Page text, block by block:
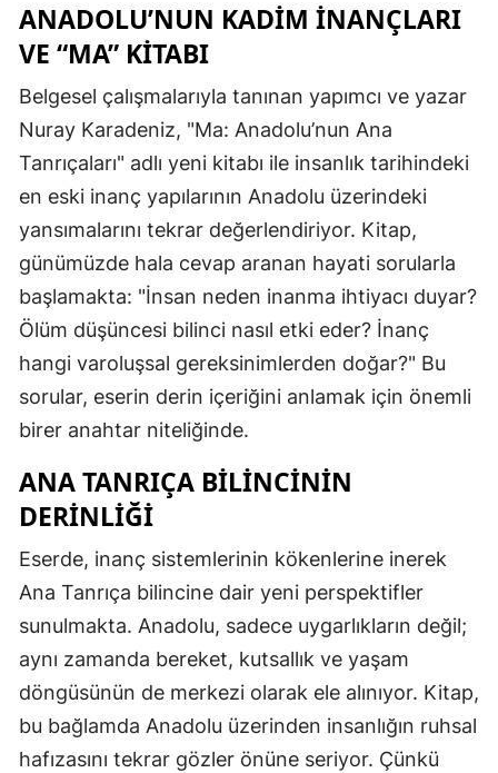
ANADOLU’NUN KADIM İNANÇLARI
VE “MA” KITABI
Belgesel çalışmalarıyla tanınan yapımcı ve yazar
Nuray Karadeniz, "Ma: Anadolu’nun Ana
Tanrıçaları" adlı yeni kitabı ile insanlık tarihindeki
en eski inanç yapılarının Anadolu üzerindeki
yansımalarını tekrar değerlendiriyor. Kitap,
günümüzde hala cevap aranan hayati sorularla
başlamakta: "İnsan neden inanma ihtiyacı duyar?
Ölüm düşüncesi bilinci nasıl etki eder? İnanç
hangi varoluşsal gereksinimlerden doğar?" Bu
sorular, eserin derin içeriğini anlamak için önemli
birer anahtar niteliğinde.
ANA TANRIÇA BILINCININ
DERINLIĞI
Eserde, inanç sistemlerinin kökenlerine inerek
Ana Tanrıça bilincine dair yeni perspektifler
sunulmakta. Anadolu, sadece uygarlıkların değil;
aynı zamanda bereket, kutsallık ve yaşam
döngüsünün de merkezi olarak ele alınıyor. Kitap,
bu bağlamda Anadolu üzerinden insanlığın ruhsal
hafızasını tekrar gözler önüne seriyor. Çünkü